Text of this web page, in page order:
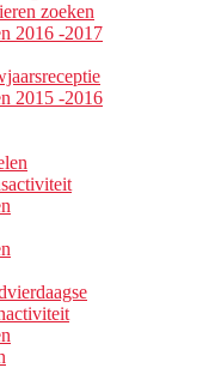
zoeken
2016 -2017
2015 -2016